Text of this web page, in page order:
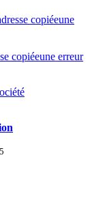
copiéeune
copiéeune erreur